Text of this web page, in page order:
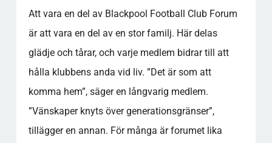
Att vara en del av Blackpool Football Club Forum
är att vara en del av en stor familj. Här delas
glädje och tårar, och varje medlem bidrar till att
hålla klubbens anda vid liv. ”Det är som att
komma hem”, säger en långvarig medlem.
”Vänskaper knyts över generationsgränser”,
tillägger en annan. För många är forumet lika